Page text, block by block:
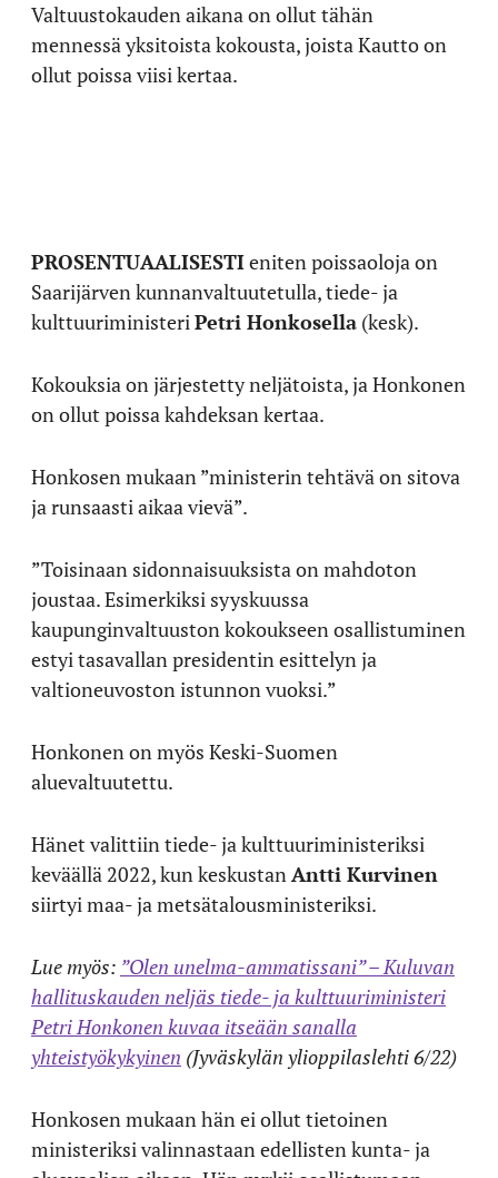
Valtuustokauden aikana on ollut tähän
mennessä yksitoista kokousta, joista Kautto on
ollut poissa viisi kertaa.
PROSENTUAALISESTIeniten poissaoloja on
Saarijärven kunnanvaltuutetulla, tiede- ja
kulttuuriministeriPetri Honkosella (kesk).
Kokouksia on järjestetty neljätoista, ja Honkonen
on ollut poissa kahdeksan kertaa.
Honkosen mukaan ”ministerin tehtävä on sitova
ja runsaasti aikaa vievä”.
”Toisinaan sidonnaisuuksista on mahdoton
joustaa. Esimerkiksi syyskuussa
kaupunginvaltuuston kokoukseen osallistuminen
estyi tasavallan presidentin esittelyn ja
valtioneuvoston istunnon vuoksi.”
Honkonen on myös Keski-Suomen
aluevaltuutettu.
Hänet valittiin tiede- ja kulttuuriministeriksi
keväällä 2022, kun keskustanAntti Kurvinen
siirtyi maa- ja metsätalousministeriksi.
Lue myös: ”Olen unelma-ammatissani” – Kuluvan
hallituskauden neljäs tiede- ja kulttuuriministeri
Petri Honkonen kuvaa itseään sanalla
yhteistyökykyinen (Jyväskylän ylioppilaslehti 6/22)
Honkosen mukaan hän ei ollut tietoinen
ministeriksi valinnastaan edellisten kunta- ja